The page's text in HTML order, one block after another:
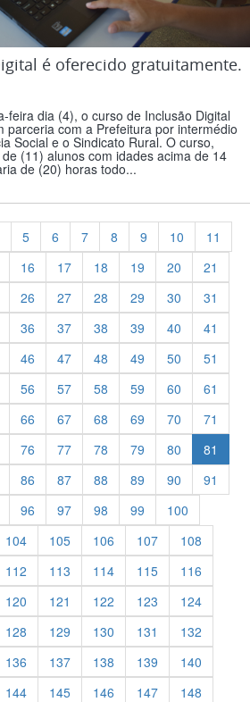
é oferecido gratuitamente.
feira dia (4), o curso de Inclusão Digital
parceria com a Prefeitura por intermédio
Social e o Sindicato Rural. O curso,
(11) alunos com idades acima de 14
de (20) horas todo...
5 6 7 8 9 10
11
16 17 18 19 20
21
26 27 28 29 30
31
36 37 38 39 40
41
46 47 48 49 50
51
56 57 58 59 60
61
66 67 68 69 70
71
76 77 78 79 80
81
86 87 88 89 90
91
96 97 98 99
100
104 105 106 107
108
112 113 114 115
116
120 121 122 123
124
128 129 130 131
132
136 137 138 139
140
144 145 146 147
148